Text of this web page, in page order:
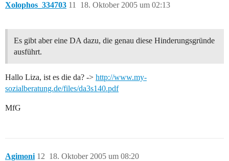
Xolophos_334703 18. Oktober 2005 um 02:13
11
Es gibt aber eine DA dazu, die genau diese Hinderungsgründe
ausführt.
Hallo Liza, ist es die da? -> http://www.my-
sozialberatung.de/files/da3s140.pdf
MfG
Agimoni 18. Oktober 2005 um 08:20
12